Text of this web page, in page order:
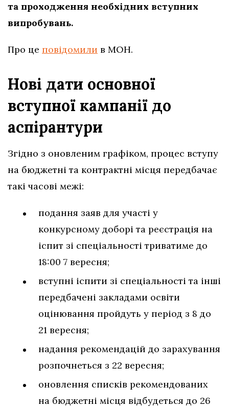
та проходження необхідних вступних
випробувань.
Про це повідомили в МОН.
Нові дати основної
вступної кампанії до
аспірантури
Згідно з оновленим графіком, процес вступу
на бюджетні та контрактні місця передбачає
такі часові межі:
подання заяв для участі у
конкурсному доборі та реєстрація на
іспит зі спеціальності триватиме до
18:00 7 вересня;
вступні іспити зі спеціальності та інші
передбачені закладами освіти
оцінювання пройдуть у період з 8 до
21 вересня;
надання рекомендацій до зарахування
розпочнеться з 22 вересня;
оновлення списків рекомендованих
на бюджетні місця відбудеться до 26